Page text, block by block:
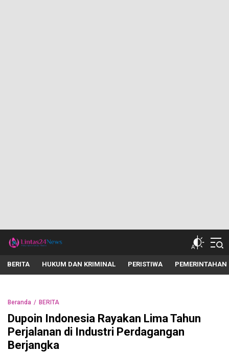
lintas24news.com
Menyingkap Setiap Realita
BERITA HUKUM DAN KRIMINAL PERISTIWA PEMERINTAHAN
Beranda BERITA
Dupoin Indonesia Rayakan Lima Tahun
Perjalanan di Industri Perdagangan
Berjangka